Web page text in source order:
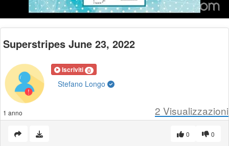
Video
Superstripes June 23, 2022
Iscriviti 0
Stefano Longo
1 anno 2 Visualizzazioni
0
0